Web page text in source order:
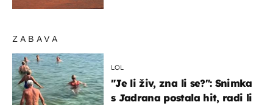
ZABAVA
LOL
"Je li živ, zna li se?": Snimka
s Jadrana postala hit, radi li